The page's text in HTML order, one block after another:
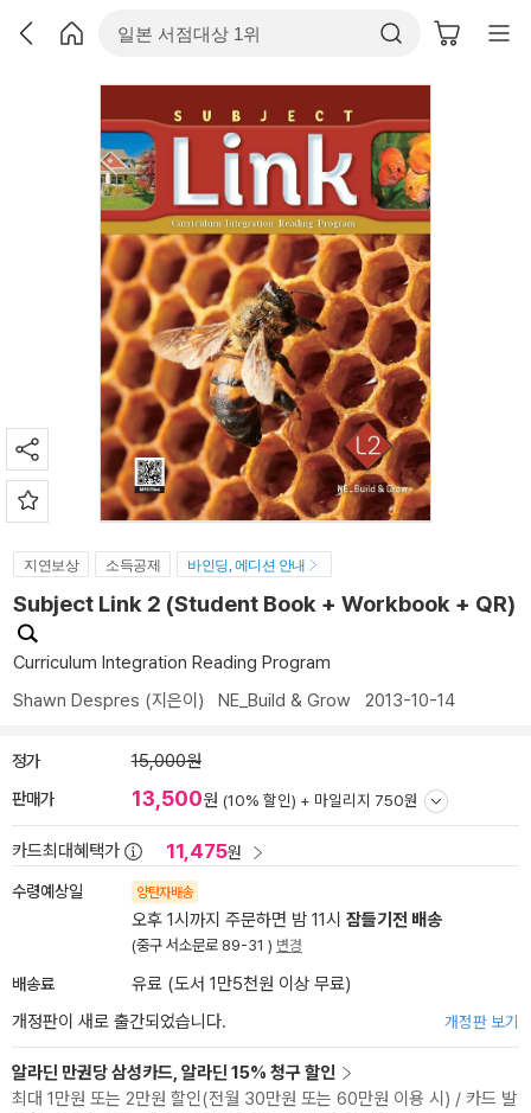
지연보상 소득공제 바인딩, 에디션 안내
Subject Link 2 (Student Book + Workbook + QR)
Curriculum Integration Reading Program
Shawn Despres (지은이) NE_Build & Grow 2013-10-14
정가 15,000원
판매가 13,500원 (10% 할인) + 마일리지 750원
카드최대혜택가 11,475원
수령예상일 양탄자배송
오후 1시까지 주문하면 밤 11시 잠들기전 배송
(중구 서소문로 89-31 ) 변경
배송료
유료 (도서 1만5천원 이상 무료)
개정판이 새로 출간되었습니다.
개정판 보기
알라딘 만권당 삼성카드, 알라딘 15% 청구 할인
최대 1만원 또는 2만원 할인(전월 30만원 또는 60만원 이용 시) / 카드 발